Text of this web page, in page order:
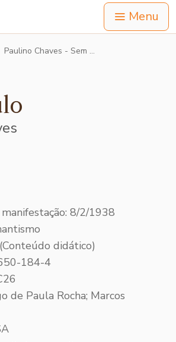
Menu
Paulino Chaves - Sem …
8/2/1938
didático)
184-4
de Paula Rocha; Marcos